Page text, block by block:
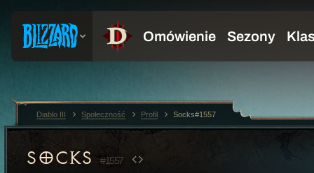
SOCKS#1557
Diablo III Społeczność Profil Socks#1557